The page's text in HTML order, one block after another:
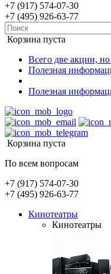
+7 (917) 574-07-30
+7 (495) 926-63-77
Корзина пуста
Всего две акции,
Полезная
Полезная
Корзина пуста
По всем вопросам
+7 (917) 574-07-30
+7 (495) 926-63-77
Кинотеатры
Кинотеатры